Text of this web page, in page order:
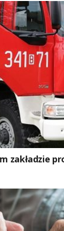
zakładzie